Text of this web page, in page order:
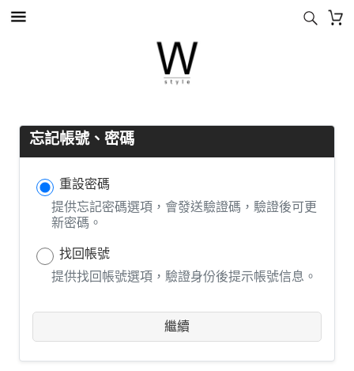
忘記帳號、密碼
重設密碼
提供忘記密碼選項，會發送驗證碼，驗證後可更
新密碼。
找回帳號
提供找回帳號選項，驗證身份後提示帳號信息。
繼續